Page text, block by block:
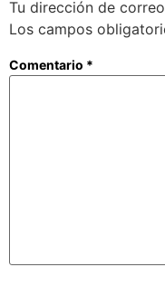
Tu dirección de
Los campos
Comentario *